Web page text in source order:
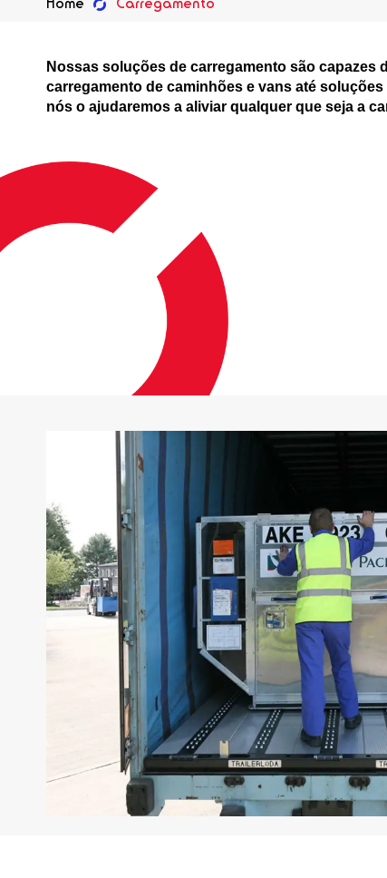
Nossas soluções de carregamento são capazes
carregamento de caminhões e vans até
nós o ajudaremos a aliviar qualquer que seja a